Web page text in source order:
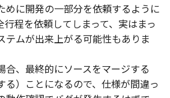
めに開発の一部分を依頼するように
行程を依頼してしまって、実はまっ
テムが出来上がる可能性もありま
合、最終的にソースをマージする
る）ことになるので、仕様が間違っ